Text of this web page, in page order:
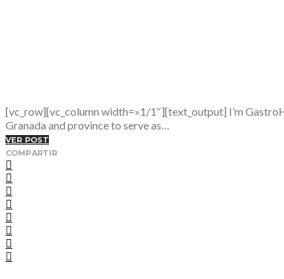
[vc_row][vc_column width=»1/1″][text_output] I’m
Granada and province to serve as…
VER POST
COMPARTIR